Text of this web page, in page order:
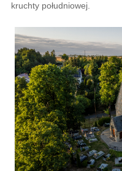
kruchty południowej.